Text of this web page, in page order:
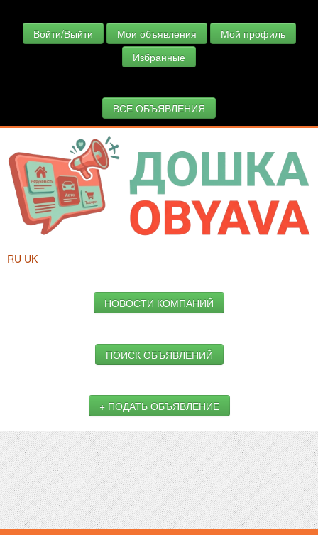
Войти/Выйти Мои объявления
Мой профиль
Избранные
ВСЕ ОБЪЯВЛЕНИЯ
RU UK
НОВОСТИ КОМПАНИЙ
ПОИСК ОБЪЯВЛЕНИЙ
+ ПОДАТЬ ОБЪЯВЛЕНИЕ